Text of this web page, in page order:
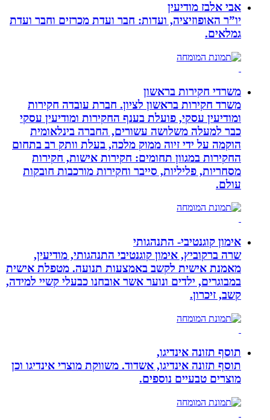
אבי אלבז מודיעין
יו”ר האופוזיציה, ועדות: חבר ועדת מכרזים וחבר ועדת
גמלאים.
משרדי חקירות בראשון
משרד חקירות בראשון לציון. חברת עובדה חקירות
ומודיעין עסקי, פועלת בענף החקירות ומודיעין עסקי
כבר למעלה משלושה עשורים, החברה בינלאומית
הוקמה על ידי זיוה ממוק מלכה, בעלת וותק רב בתחום
החקירות במגוון תחומים: חקירות אישות, חקירות
מסחריות, פליליות, סייבר וחקירות מורכבות חובקות
עולם.
אימון קוגנטיבי- התנהגותי
שרה ברקוביץ, אימון קוגנטיבי התנהגותי, מודיעין,
מאמנת אישית לקשב באמצעות תנועה. מטפלת אישית
במבוגרים, ילדים ונוער אשר אובחנו כבעלי קשיי למידה,
קשב, זיכרון.
תוסף תזונה אינדיגו,
תוסף תזונה אינדיגו, אשדוד. משווקת מוצרי אינדיגו וכן
מוצרים טבעיים נוספים.